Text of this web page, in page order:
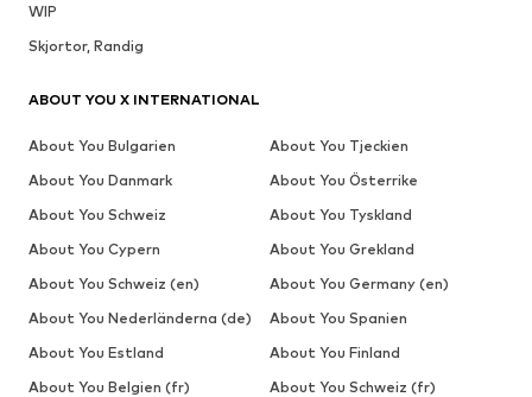
WIP
Skjortor, Randig
ABOUT YOU X INTERNATIONAL
About You Bulgarien
About You Tjeckien
About You Danmark
About You Österrike
About You Schweiz
About You Tyskland
About You Cypern
About You Grekland
About You Schweiz (en)
About You Germany (en)
About You Nederländerna (de)
About You Spanien
About You Estland
About You Finland
About You Belgien (fr)
About You Schweiz (fr)